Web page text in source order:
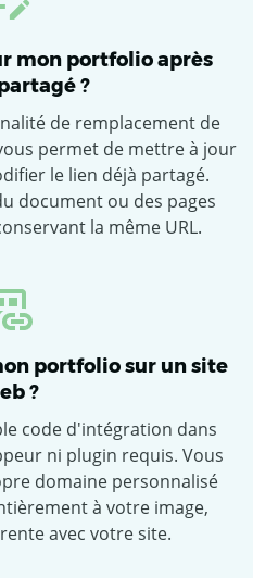
mon portfolio après
?
de remplacement de
permet de mettre à jour
le lien déjà partagé.
document ou des pages
la même URL.
portfolio sur un site
?
code d'intégration dans
ni plugin requis. Vous
domaine personnalisé
à votre image,
avec votre site.